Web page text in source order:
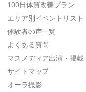
100日体質改善プラン
エリア別イベントリスト
体験者の声一覧
よくある質問
マスメディア出演・掲載
サイトマップ
オーラ撮影